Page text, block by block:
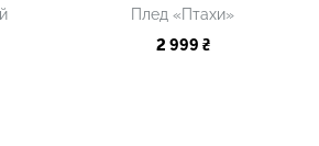
Плед «Птахи»
2 999 ₴